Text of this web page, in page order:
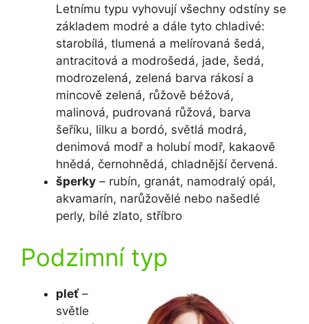
Letnímu typu vyhovují všechny odstíny se
základem modré a dále tyto chladivé:
starobílá, tlumená a melírovaná šedá,
antracitová a modrošedá, jade, šedá,
modrozelená, zelená barva rákosí a
mincově zelená, růžově béžová,
malinová, pudrovaná růžová, barva
šeříku, lilku a bordó, světlá modrá,
denimová modř a holubí modř, kakaově
hnědá, černohnědá, chladnější červená.
šperky – rubín, granát, namodralý opál,
akvamarín, narůžovělé nebo našedlé
perly, bílé zlato, stříbro
Podzimní typ
pleť –
světle